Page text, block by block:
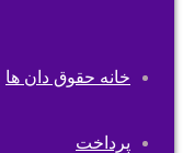
خانه حقوق دان ها
پرداخت